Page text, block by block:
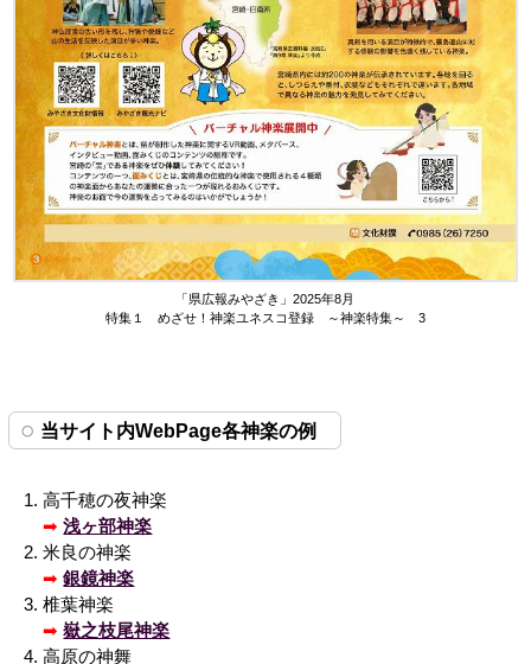
「県広報みやざき」2025年8月
特集１ めざせ！神楽ユネスコ登録 ～神楽特集～ 3
当サイト内WebPage各神楽の例
高千穂の夜神楽
➡ 浅ヶ部神楽
米良の神楽
➡ 銀鏡神楽
椎葉神楽
➡ 嶽之枝尾神楽
高原の神舞